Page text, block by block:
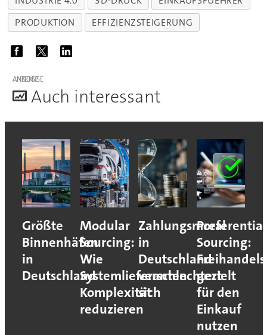
PRODUKTION
EFFIZIENZSTEIGERUNG
ANZEIGE
Auch interessant
Größte
Binnenhäfen
in
Deutschland
Modular
Sourcing:
Wie
Systemlieferanten
Komplexität
reduzieren
Zahlungsmoral
in
Deutschland
verschlechtert
sich
Preferential
Sourcing:
gezielt
für den
Einkauf
nutzen